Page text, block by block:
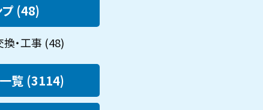
(48)
換・工事 (48)
覧 (3114)